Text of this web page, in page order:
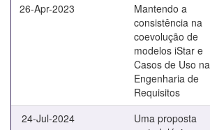
26-Apr-2023
Mantendo a
consistência na
coevolução de
modelos iStar e
Casos de Uso na
Engenharia de
Requisitos
24-Jul-2024
Uma proposta